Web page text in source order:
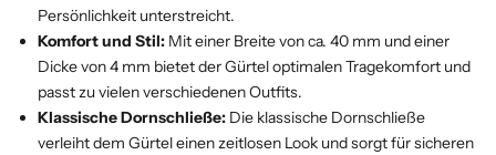
Persönlichkeit unterstreicht.
Komfort und Stil: Mit einer Breite von ca. 40 mm und einer
Dicke von 4 mm bietet der Gürtel optimalen Tragekomfort und
passt zu vielen verschiedenen Outfits.
Klassische Dornschließe: Die klassische Dornschließe
verleiht dem Gürtel einen zeitlosen Look und sorgt für sicheren